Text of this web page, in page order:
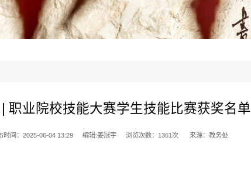
职业院校技能大赛学生技能比赛获奖名单
时间：2025-06-04 13:29 编辑:姜冠宇 浏览次数： 1361 次 来源：教务处